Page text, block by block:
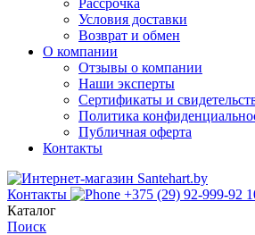
Рассрочка
Условия доставки
Возврат и обмен
О компании
Отзывы о компании
Наши эксперты
Сертификаты и
Политика
Публичная оферта
Контакты
Контакты +375 (29) 92-999-92
Каталог
Поиск